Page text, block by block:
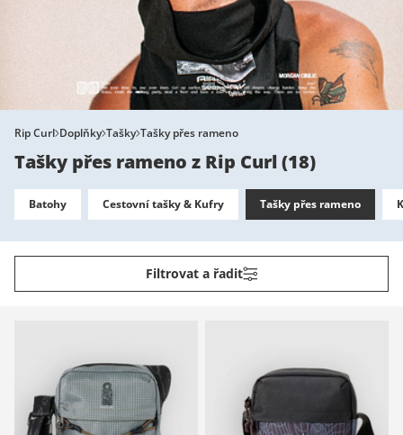
Rip Curl Doplňky Tašky Tašky přes rameno
Tašky přes rameno z Rip Curl(18)
Batohy Cestovní tašky & Kufry Tašky přes rameno
Filtrovat a řadit